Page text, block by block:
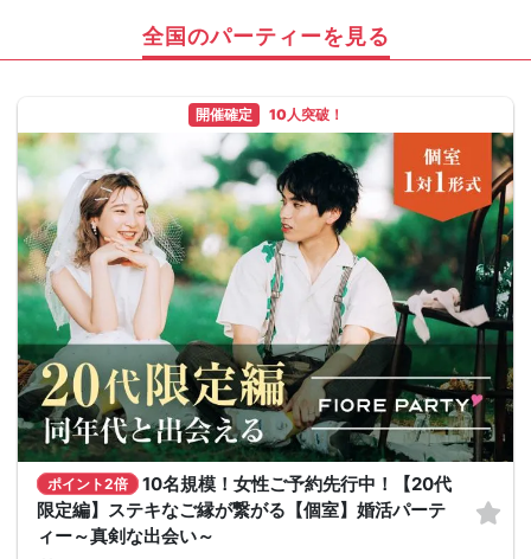
全国のパーティーを見る
開催確定 10人突破！
ポイント2倍
10名規模！女性ご予約先行中！【20代
限定編】ステキなご縁が繋がる【個室】婚活パーテ
ィー～真剣な出会い～